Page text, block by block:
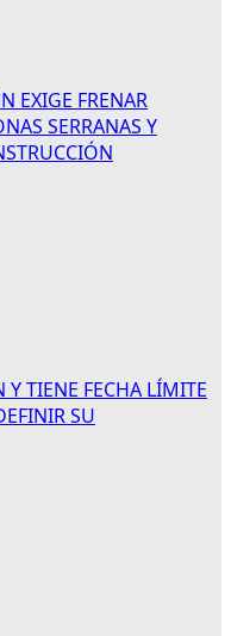
EXIGE FRENAR
SERRANAS Y
TIENE FECHA LÍMITE
SU